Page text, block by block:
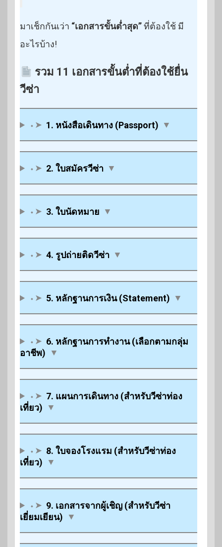
มาเช็กกันเว่า “เอกสารขั้นต่ำสุด”ที่ต้องใช้ มี
อะไรบ้าง!
รวม 11 เอกสารขั้นต่ำที่ต้องใช้ยื่น
วีซ่า
⬩➤ 1. หนังสือเดินทาง (Passport) ▼
⬩➤ 2. ใบสมัครวีซ่า ▼
⬩➤ 3. ใบนัดหมาย ▼
⬩➤ 4. รูปถ่ายติดวีซ่า ▼
⬩➤ 5. หลักฐานการเงิน (Statement) ▼
⬩➤ 6. หลักฐานการทำงาน (เลือกตามกลุ่ม
อาชีพ)
▼
⬩➤ 7. แผนการเดินทาง (สำหรับวีซ่าท่อง
เที่ยว)
▼
⬩➤ 8. ใบจองโรงแรม (สำหรับวีซ่าท่อง
เที่ยว)
▼
⬩➤ 9. เอกสารจากผู้เชิญ (สำหรับวีซ่า
เยี่ยมเยียน)
▼